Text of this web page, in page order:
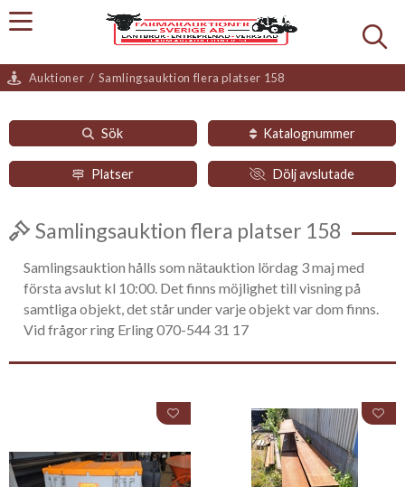
Auktioner / Samlingsauktion flera platser 158
Sök Katalognummer
Platser Dölj avslutade
Samlingsauktion flera platser 158
Samlingsauktion hålls som nätauktion lördag 3 maj med
första avslut kl 10:00. Det finns möjlighet till visning på
samtliga objekt, det står under varje objekt var dom finns.
Vid frågor ring Erling 070-544 31 17